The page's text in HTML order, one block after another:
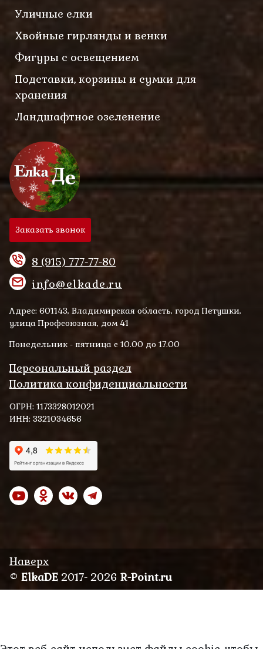
Уличные елки
Хвойные гирлянды и венки
Фигуры с освещением
Подставки, корзины и сумки для
хранения
Ландшафтное озеленение
Заказать звонок
8 (915) 777-77-80
info@elkade.ru
Адрес: 601143, Владимирская область, город Петушки,
улица Профсоюзная, дом 41
Понедельник - пятница с 10.00 до 17.00
Персональный раздел
Политика конфиденциальности
ОГРН: 1173328012021
ИНН: 3321034656
Наверх
© ElkaDE 2017- 2026 R-Point.ru